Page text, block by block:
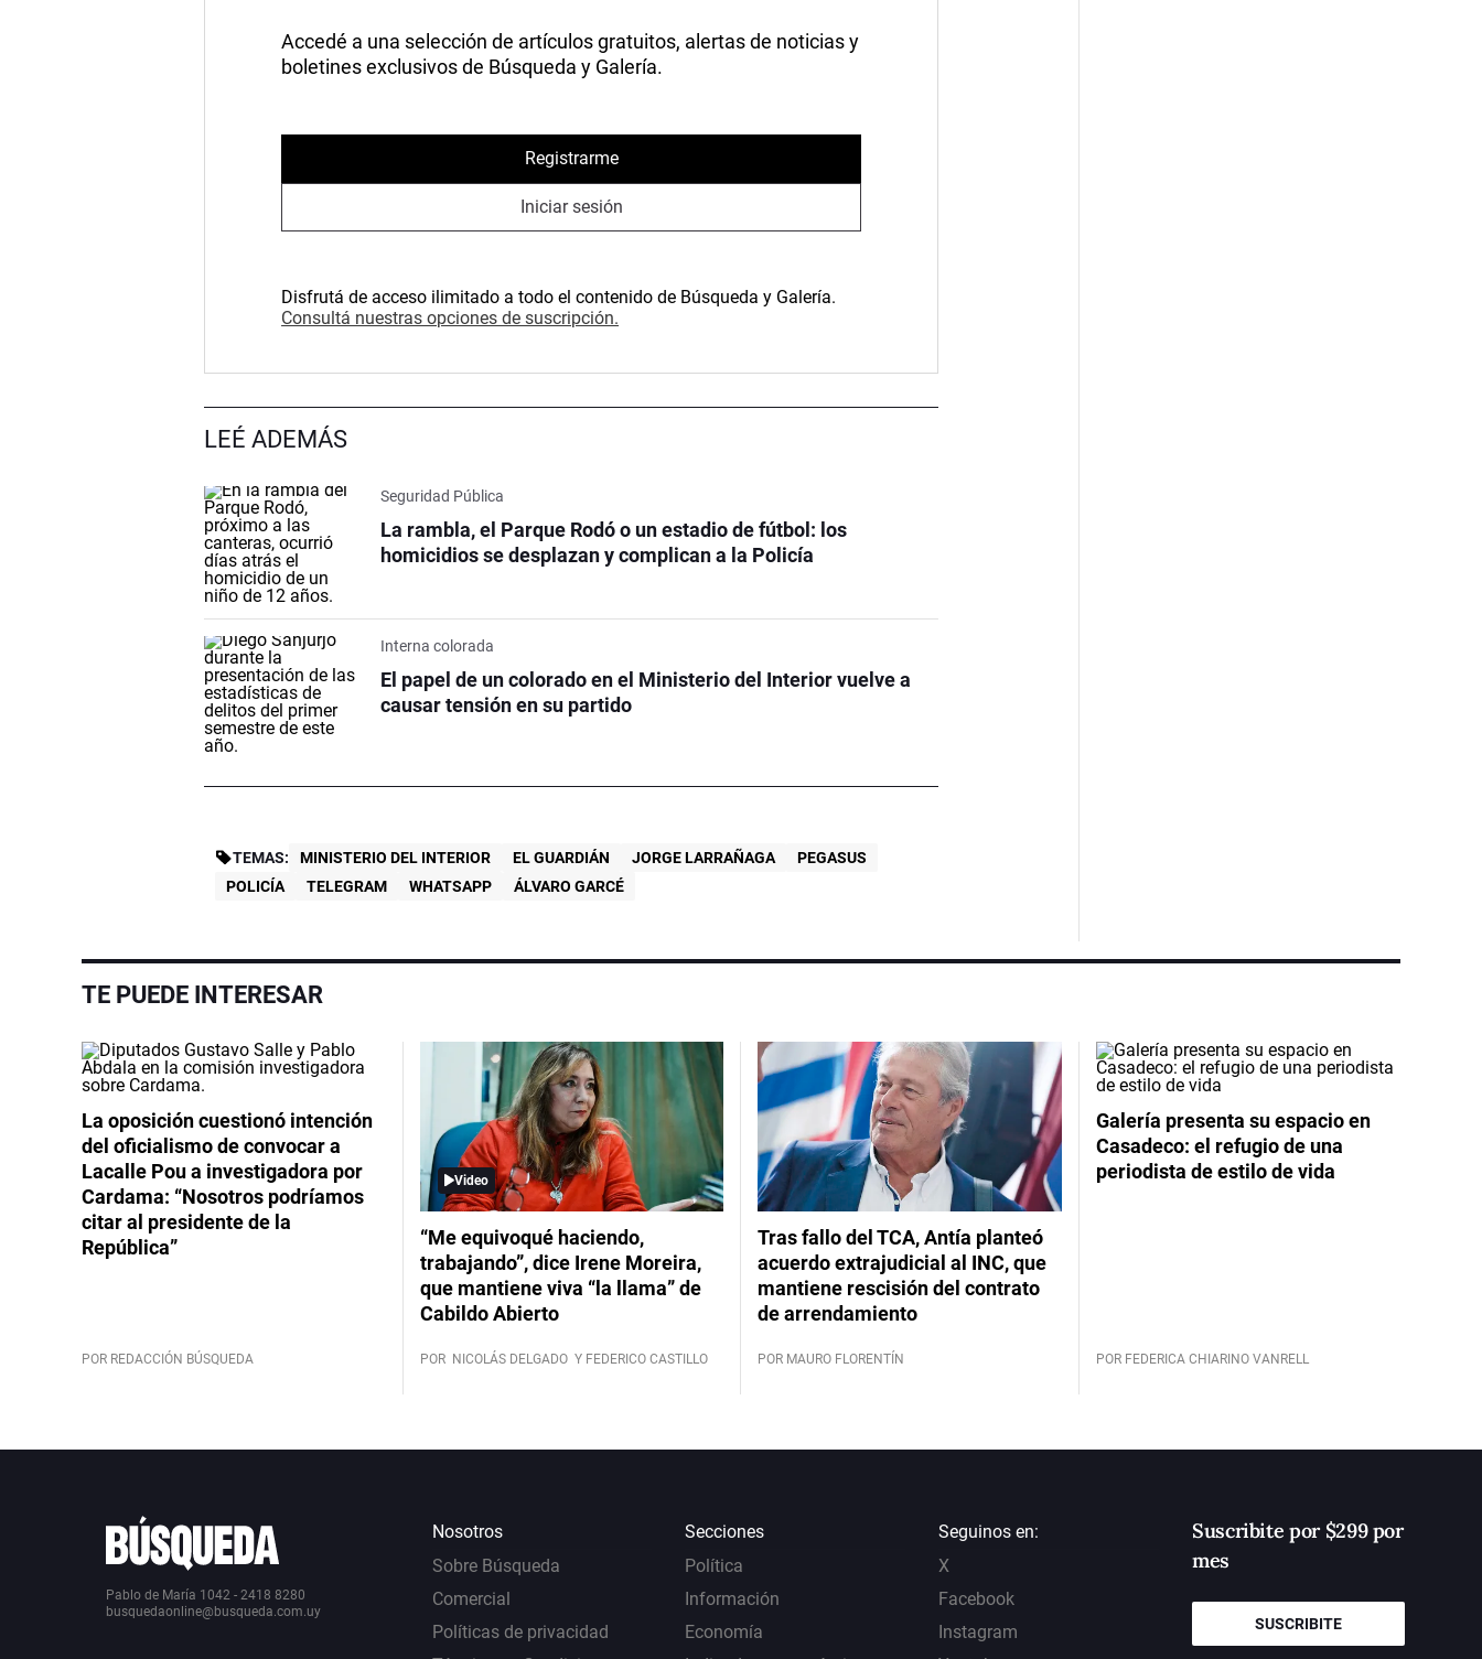
Accedé a una selección de artículos gratuitos, alertas de noticias y
boletines exclusivos de Búsqueda y Galería.
Registrarme
Iniciar sesión
Disfrutá de acceso ilimitado a todo el contenido de Búsqueda y Galería.
Consultá nuestras opciones de suscripción.
LEÉ ADEMÁS
Seguridad Pública
La rambla, el Parque Rodó o un estadio de fútbol: los
homicidios se desplazan y complican a la Policía
Interna colorada
El papel de un colorado en el Ministerio del Interior vuelve a
causar tensión en su partido
TEMAS: MINISTERIO DEL INTERIOR EL GUARDIÁN JORGE LARRAÑAGA
PEGASUS
POLICÍA
TELEGRAM WHATSAPP ÁLVARO GARCÉ
TE PUEDE INTERESAR
La oposición cuestionó intención
del oficialismo de convocar a
Lacalle Pou a investigadora por
Cardama: “Nosotros podríamos
citar al presidente de la
República”
POR REDACCIÓN BÚSQUEDA
Video
“Me equivoqué haciendo,
trabajando”, dice Irene Moreira,
que mantiene viva “la llama” de
Cabildo Abierto
POR NICOLÁS DELGADO Y FEDERICO CASTILLO
Tras fallo del TCA, Antía planteó
acuerdo extrajudicial al INC, que
mantiene rescisión del contrato
de arrendamiento
POR MAURO FLORENTÍN
Galería presenta su espacio en
Casadeco: el refugio de una
periodista de estilo de vida
POR FEDERICA CHIARINO VANRELL
Pablo de María 1042 - 2418 8280
busquedaonline@busqueda.com.uy
Nosotros
Sobre Búsqueda
Comercial
Políticas de privacidad
Secciones
Política
Información
Economía
Seguinos en:
X
Facebook
Instagram
Suscribite por $299 por
mes
SUSCRIBITE